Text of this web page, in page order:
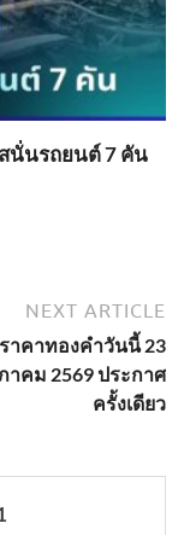
นั่นรถยนต์ 7 คัน
NEXT ARTICLE
ราคาทองคำวันนี้ 23
คม 2569 ประกาศ
ครั้งเดียว